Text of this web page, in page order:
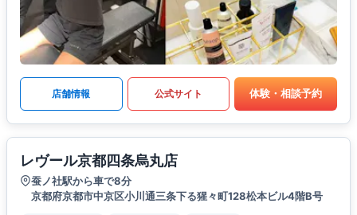
店舗情報 公式サイト 体験・相談予約
レヴール京都四条烏丸店
蚕ノ社駅から車で8分
京都府京都市中京区小川通三条下る猩々町128松本ビル4階B号